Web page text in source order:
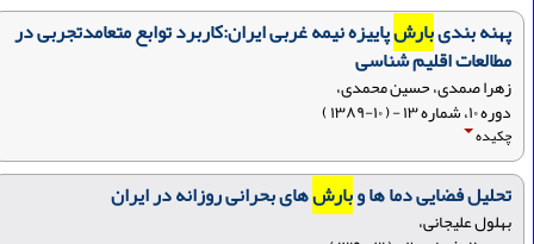
پهنه بندیبارشپاییزه نیمه غربی ایران:کاربرد توابع متعامدتجربی در
مطالعات اقلیم شناسی
زهرا صمدی، حسین محمدی،
دوره ۱۰، شماره ۱۳ - ( ۱۰-۱۳۸۹ )
چکیده
تحلیل فضایی دما ها وبارشهای بحرانی روزانه در ایران
بهلول علیجانی،